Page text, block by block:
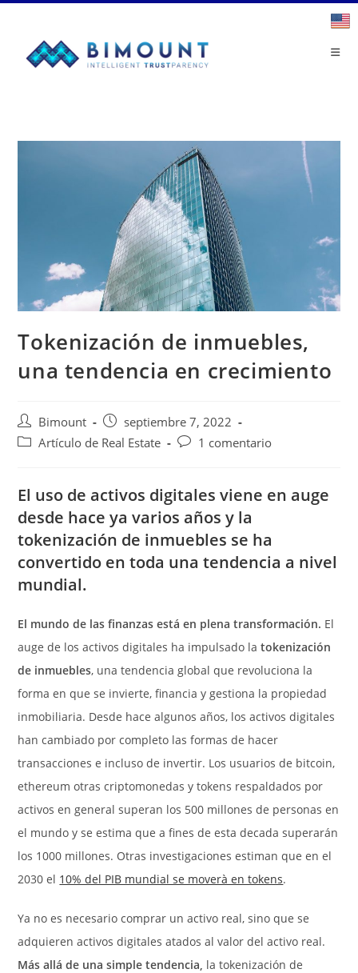
contenido
Tokenización de inmuebles,
una tendencia en crecimiento
Autor
de
Bimount
Publicación
de
septiembre 7, 2022
Categoría
entrada:
Artículo de Real Estate
Comentarios
entrada:
1 comentario
El uso de activos digitales viene en auge
desde hace ya varios años y la
tokenización de inmuebles se ha
convertido en toda una tendencia a nivel
mundial.
El mundo de las finanzas está en plena transformación. El
auge de los activos digitales ha impulsado latokenización
de inmuebles, una tendencia global que revoluciona la
forma en que se invierte, financia y gestiona la propiedad
inmobiliaria. Desde hace algunos años, los activos digitales
han cambiado por completo las formas de hacer
transacciones e incluso de invertir. Los usuarios de bitcoin,
ethereum otras criptomonedas y tokens respaldados por
activos en general superan los 500 millones de personas en
el mundo y se estima que a fines de esta decada superarán
los 1000 millones. Otras investigaciones estiman que en el
2030 el 10% del PIB mundial se moverà en tokens.
Ya no es necesario comprar un activo real, sino que se
adquieren activos digitales atados al valor del activo real.
Más allá de una simple tendencia, la tokenización de